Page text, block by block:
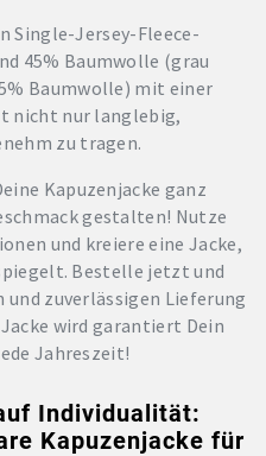
Single-Jersey-Fleece-
45% Baumwolle (grau
Baumwolle) mit einer
nicht nur langlebig,
zu tragen.
Kapuzenjacke ganz
gestalten! Nutze
und kreiere eine Jacke,
Bestelle jetzt und
zuverlässigen Lieferung
wird garantiert Dein
Jahreszeit!
Individualität:
Kapuzenjacke für